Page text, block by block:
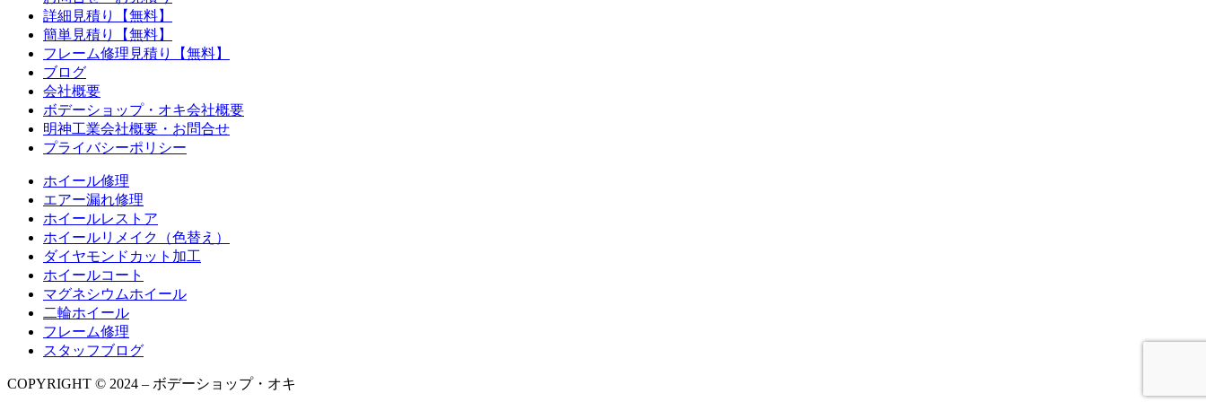
詳細見積り【無料】
簡単見積り【無料】
フレーム修理見積り【無料】
ブログ
会社概要
ボデーショップ・オキ会社概要
明神工業会社概要・お問合せ
プライバシーポリシー
ホイール修理
エアー漏れ修理
ホイールレストア
ホイールリメイク（色替え）
ダイヤモンドカット加工
ホイールコート
マグネシウムホイール
二輪ホイール
フレーム修理
スタッフブログ
COPYRIGHT © 2024 – ボデーショップ・オキ